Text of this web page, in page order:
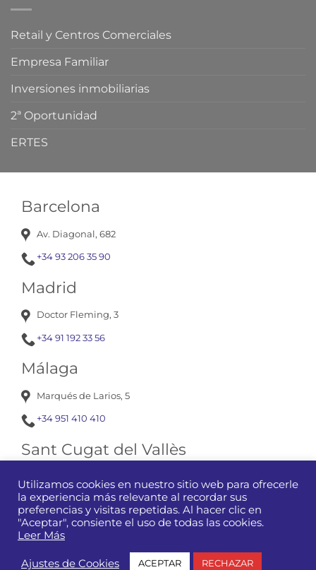
Barcelona
Av. Diagonal, 682
+34 93 206 35 90
Madrid
Doctor Fleming, 3
+34 91 192 33 56
Málaga
Marqués de Larios, 5
+34 951 410 410
Sant Cugat del Vallès
+34 93 675 12 01
Retail y Centros Comerciales
Empresa Familiar
Inversiones inmobiliarias
2ª Oportunidad
ERTES
Aviso Legal y Condiciones de Uso de la Web
Utilizamos cookies en nuestro sitio web para ofrecerle
la experiencia más relevante al recordar sus
preferencias y visitas repetidas. Al hacer clic en
"Aceptar", consiente el uso de todas las cookies.
Leer Más
Ajustes de Cookies ACEPTAR RECHAZAR